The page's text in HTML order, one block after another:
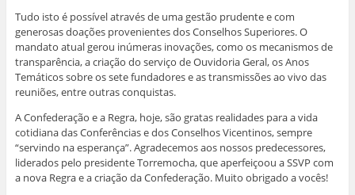
Tudo isto é possível através de uma gestão prudente e com
generosas doações provenientes dos Conselhos Superiores. O
mandato atual gerou inúmeras inovações, como os mecanismos de
transparência, a criação do serviço de Ouvidoria Geral, os Anos
Temáticos sobre os sete fundadores e as transmissões ao vivo das
reuniões, entre outras conquistas.
A Confederação e a Regra, hoje, são gratas realidades ​​para a vida
cotidiana das Conferências e dos Conselhos Vicentinos, sempre
“servindo na esperança”. Agradecemos aos nossos predecessores,
liderados pelo presidente Torremocha, que aperfeiçoou a SSVP com
a nova Regra e a criação da Confederação. Muito obrigado a vocês!